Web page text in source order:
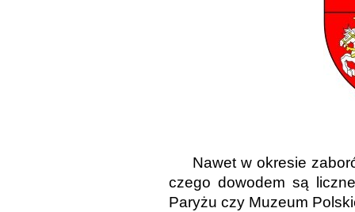
Nawet w okresie
czego dowodem są
Paryżu czy Muzeum